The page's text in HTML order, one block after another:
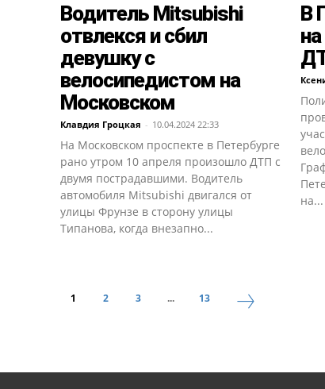
Водитель Mitsubishi
отвлекся и сбил
девушку с
велосипедистом на
Московском
Клавдия Гроцкая - 10.04.2024 22:33
На Московском проспекте в Петербурге
рано утром 10 апреля произошло ДТП с
двумя пострадавшими. Водитель
автомобиля Mitsubishi двигался от
улицы Фрунзе в сторону улицы
Типанова, когда внезапно...
В
на...
1 2 3 ... 13